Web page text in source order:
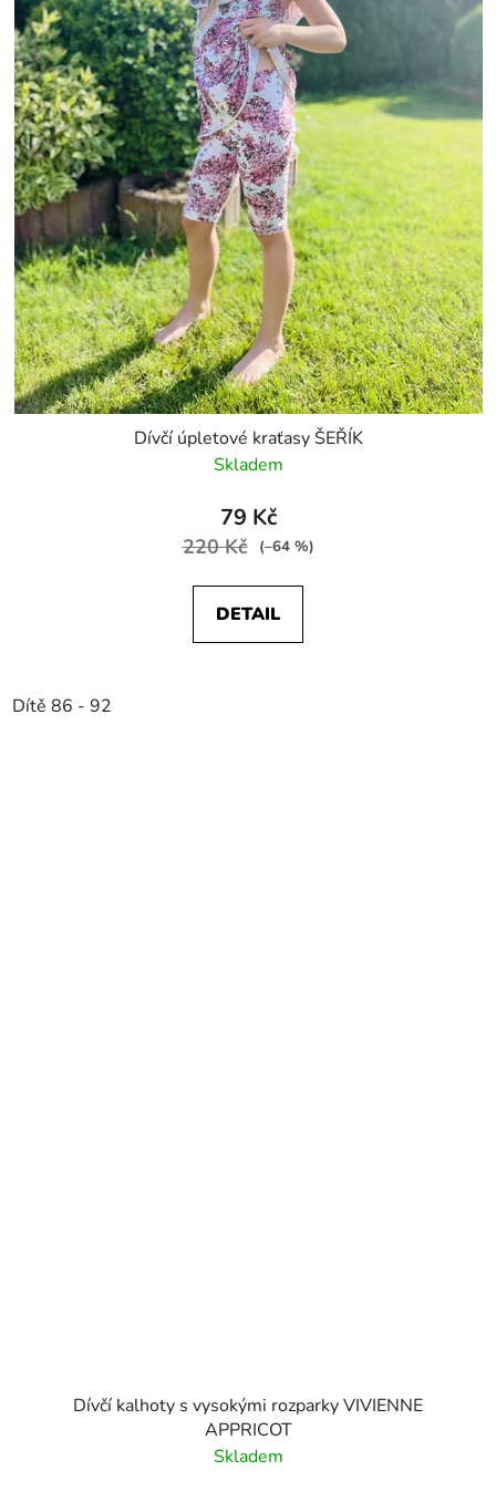
Dívčí úpletové kraťasy ŠEŘÍK
Skladem
79 Kč
220 Kč (–64 %)
DETAIL
Dítě 86 - 92
Dívčí kalhoty s vysokými rozparky VIVIENNE
APPRICOT
Skladem